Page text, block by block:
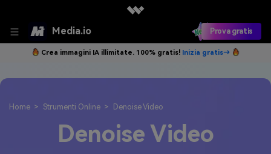
Media.io Prova gratis
Crea immagini IA illimitate. 100% gratis! Inizia gratis→
Home Strumenti Online Denoise Video
Denoise Video